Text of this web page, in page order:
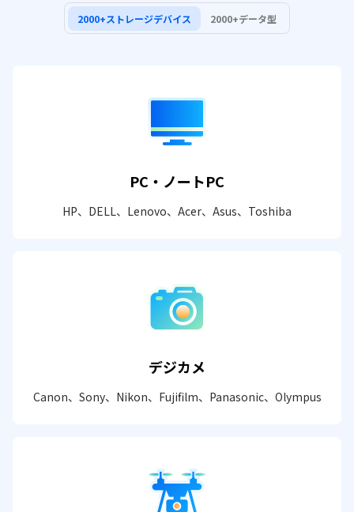
2000+ストレージデバイス 2000+データ型
PC・ノートPC
HP、DELL、Lenovo、Acer、Asus、Toshiba
デジカメ
Canon、Sony、Nikon、Fujifilm、Panasonic、Olympus